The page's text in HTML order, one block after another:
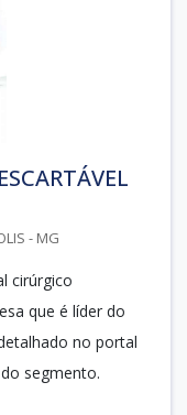
- MG
cirúrgico
que é líder do
no portal
segmento.